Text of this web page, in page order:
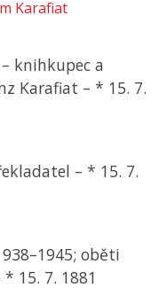
Karafiat
– knihkupec a
Karafiat – * 15. 7.
– * 15. 7.
oběti
* 15. 7. 1881